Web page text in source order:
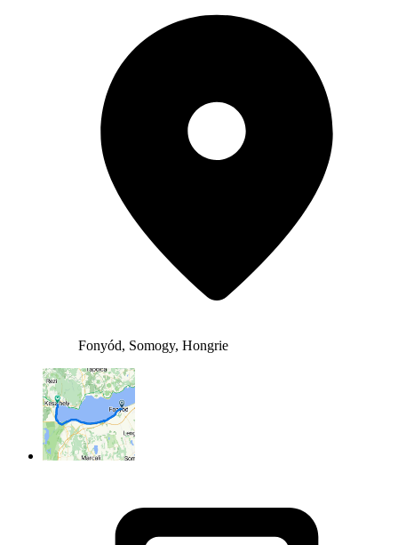
Fonyód, Somogy, Hongrie